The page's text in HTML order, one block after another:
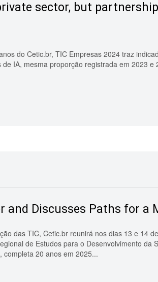
sector, but
do Cetic.br, TIC Empresas 2024 traz
IA, mesma proporção registrada em 2023
and Discusses Paths for a
das TIC, Cetic.br reunirá nos dias 13 e 14
de Estudos para o Desenvolvimento da
completa 20 anos em 2025...